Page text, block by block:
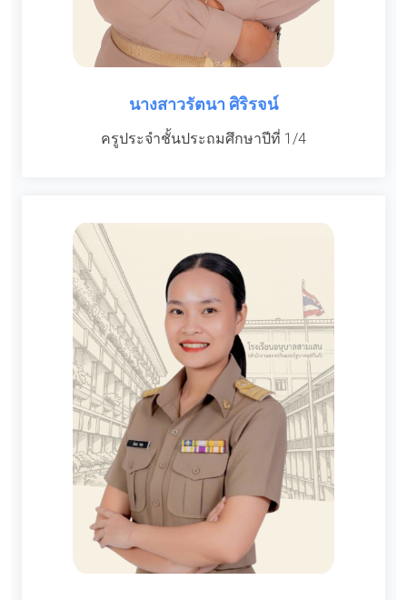
นางสาวรัตนา ศิริรจน์
ครูประจำชั้นประถมศึกษาปีที่ 1/4